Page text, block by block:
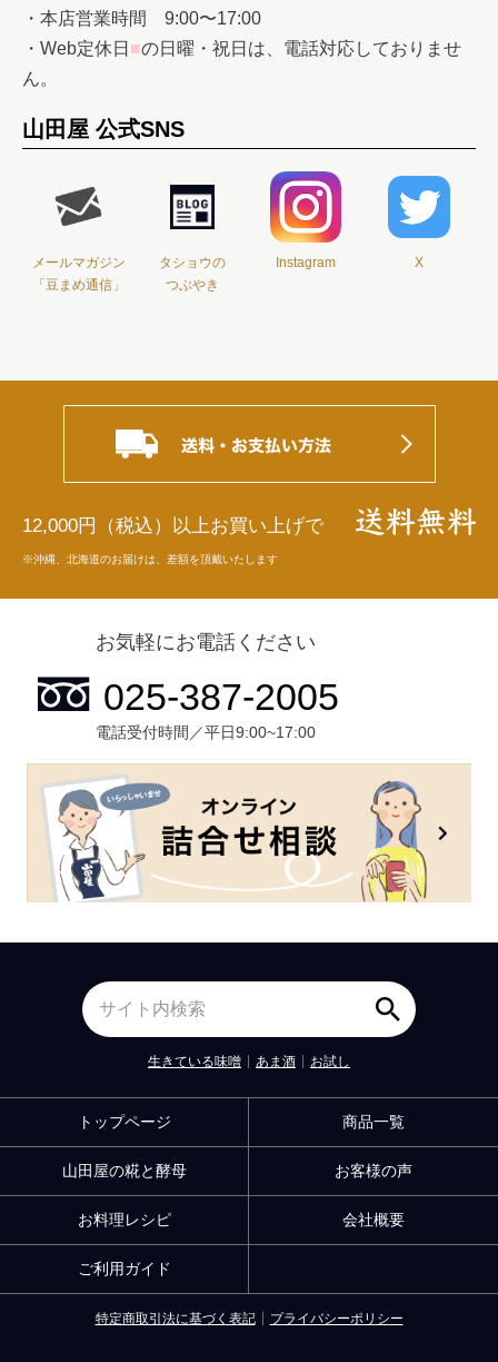
・本店営業時間 9:00〜17:00
・Web定休日 ■の日曜・祝日は、電話対応しておりませ
ん。
山田屋 公式SNS
メールマガジン
「豆まめ通信」
タショウの
つぶやき
Instagram X
12,000円（税込）以上お買い上げで
※沖縄、北海道のお届けは、差額を頂戴いたします
お気軽にお電話ください
電話受付時間／平日9:00~17:00
生きている味噌 あま酒 お試し
トップページ 商品一覧
山田屋の糀と酵母 お客様の声
お料理レシピ 会社概要
ご利用ガイド
特定商取引法に基づく表記 プライバシーポリシー